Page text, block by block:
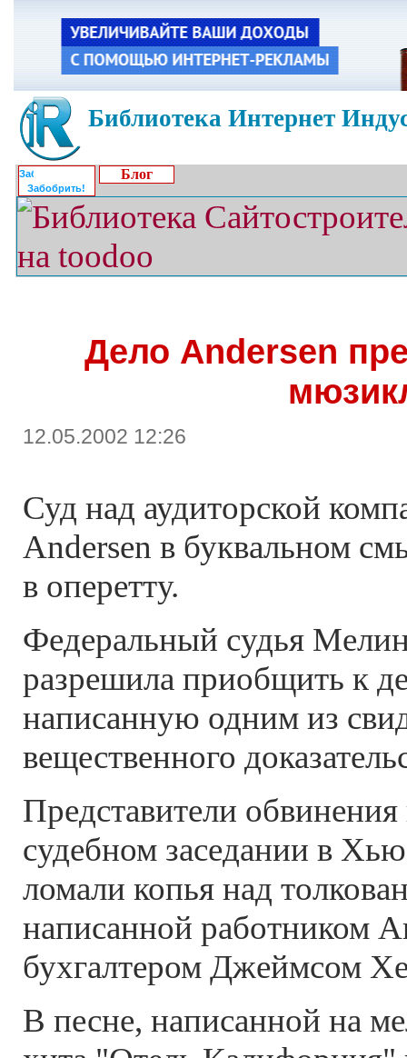
Библиотека Интернет
Забобрить!
Блог
Дело Andersen
12.05.2002 12:26
Суд над аудиторской
Andersen в буквальном
в оперетту.
Федеральный судья
разрешила приобщить к
написанную одним из
вещественного
Представители
судебном заседании в
ломали копья над
написанной работником
бухгалтером Джеймсом
В песне, написанной на